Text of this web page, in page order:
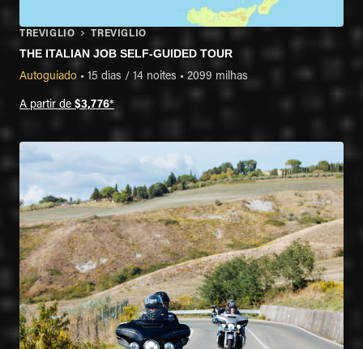
TREVIGLIO TREVIGLIO
THE ITALIAN JOB SELF-GUIDED TOUR
Autoguiado • 15 dias / 14 noites • 2099 milhas
A partir de $3,776*